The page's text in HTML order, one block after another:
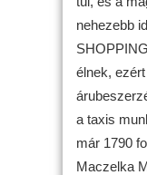
nehezebb
élnek,
a taxis
már 1790
Maczelka